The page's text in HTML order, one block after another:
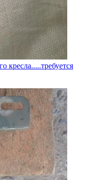
кресла.....требуется